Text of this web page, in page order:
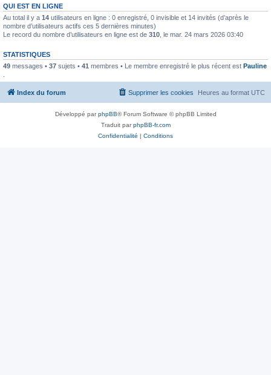
QUI EST EN LIGNE
Au total il y a 14 utilisateurs en ligne : 0 enregistré, 0 invisible et 14 invités (d’après le
nombre d’utilisateurs actifs ces 5 dernières minutes)
Le record du nombre d’utilisateurs en ligne est de 310 , le mar. 24 mars 2026 03:40
STATISTIQUES
49 messages • 37 sujets • 41 membres • Le membre enregistré le plus récent est Pauline
Index du forum Heures au format UTC
Supprimer les cookies
Développé parphpBB® Forum Software © phpBB Limited
Traduit parphpBB-fr.com
Confidentialité | Conditions